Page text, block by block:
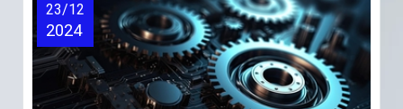
23/12
2024